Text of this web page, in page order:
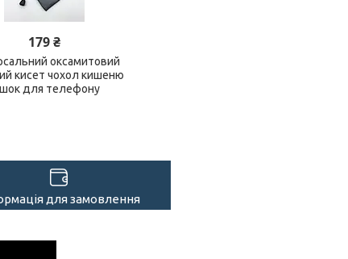
179 ₴
оксамитовий
кисет чохол кишеню
для телефону
для замовлення